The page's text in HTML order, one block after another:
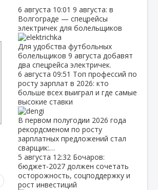
6 августа 10:01 9 августа: в
Волгограде — спецрейсы
электричек для болельщиков
Для удобства футбольных
болельщиков 9 августа добавят
два спецрейса электричек.
6 августа 09:51 Топ профессий по
росту зарплат в 2026: кто
больше всех выиграл и где самые
высокие ставки
В первом полугодии 2026 года
рекордсменом по росту
зарплатных предложений стал
сварщик:…
5 августа 12:32 Бочаров:
бюджет‑2027 должен сочетать
осторожность, соцподдержку и
рост инвестиций